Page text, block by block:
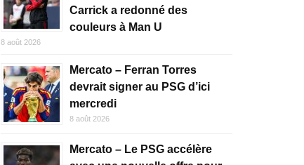
Carrick a redonné des
couleurs à Man U
8 août 2026
Mercato – Ferran Torres
devrait signer au PSG d’ici
mercredi
8 août 2026
Mercato – Le PSG accélère